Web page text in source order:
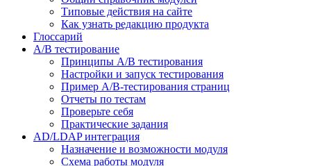
Типовые действия на сайте
Как узнать редакцию продукта
Глоссарий
A/B тестирование
Принципы A/B тестирования
Настройки и запуск тестирования
Пример A/B-тестирования страниц
Отчеты по тестам
Проверьте себя
Практические задания
AD/LDAP интеграция
Назначение и возможности модуля
Схема работы модуля